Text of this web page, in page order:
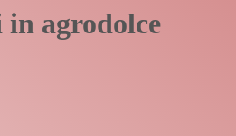
in agrodolce